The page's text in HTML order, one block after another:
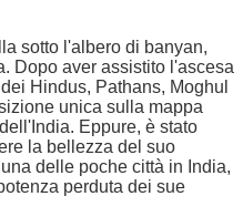
sotto l'albero di banyan,
Dopo aver assistito l'ascesa
Hindus, Pathans, Moghul
unica sulla mappa
Eppure, è stato
la bellezza del suo
delle poche città in India,
perduta dei sue